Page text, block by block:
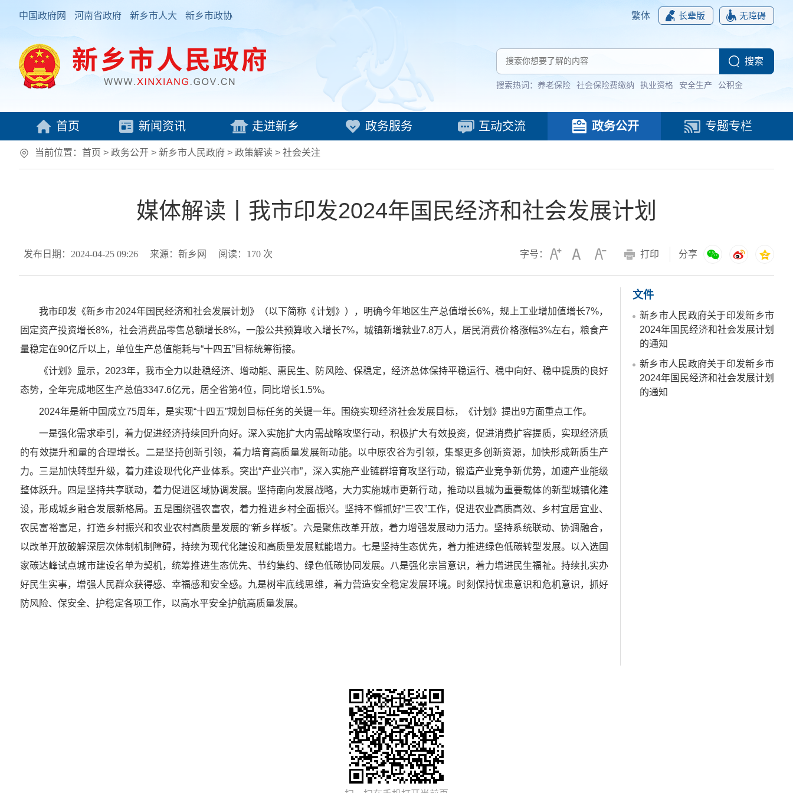
中国政府网 河南省政府 新乡市人大 新乡市政协 繁体 长辈版 无障碍
搜索热词： 养老保险 社会保险费缴纳 执业资格 安全生产 公积金
首页 新闻资讯 走进新乡 政务服务 互动交流 政务公开 专题专栏
当前位置： 首页 > 政务公开 > 新乡市人民政府 > 政策解读 > 社会关注
媒体解读丨我市印发2024年国民经济和社会发展计划
发布日期：2024-04-25 09:26 来源：新乡网 阅读： 170 次 字号： 打印 分享
我市印发《新乡市2024年国民经济和社会发展计划》（以下简称《计划》），明确今年地区生产总值增长6%，规上工业增加值增长7%，
固定资产投资增长8%，社会消费品零售总额增长8%，一般公共预算收入增长7%，城镇新增就业7.8万人，居民消费价格涨幅3%左右，粮食产
量稳定在90亿斤以上，单位生产总值能耗与“十四五”目标统筹衔接。
《计划》显示，2023年，我市全力以赴稳经济、增动能、惠民生、防风险、保稳定，经济总体保持平稳运行、稳中向好、稳中提质的良好
态势，全年完成地区生产总值3347.6亿元，居全省第4位，同比增长1.5%。
2024年是新中国成立75周年，是实现“十四五”规划目标任务的关键一年。围绕实现经济社会发展目标，《计划》提出9方面重点工作。
一是强化需求牵引，着力促进经济持续回升向好。深入实施扩大内需战略攻坚行动，积极扩大有效投资，促进消费扩容提质，实现经济质
的有效提升和量的合理增长。二是坚持创新引领，着力培育高质量发展新动能。以中原农谷为引领，集聚更多创新资源，加快形成新质生产
力。三是加快转型升级，着力建设现代化产业体系。突出“产业兴市”，深入实施产业链群培育攻坚行动，锻造产业竞争新优势，加速产业能级
整体跃升。四是坚持共享联动，着力促进区域协调发展。坚持南向发展战略，大力实施城市更新行动，推动以县城为重要载体的新型城镇化建
设，形成城乡融合发展新格局。五是围绕强农富农，着力推进乡村全面振兴。坚持不懈抓好“三农”工作，促进农业高质高效、乡村宜居宜业、
农民富裕富足，打造乡村振兴和农业农村高质量发展的“新乡样板”。六是聚焦改革开放，着力增强发展动力活力。坚持系统联动、协调融合，
以改革开放破解深层次体制机制障碍，持续为现代化建设和高质量发展赋能增力。七是坚持生态优先，着力推进绿色低碳转型发展。以入选国
家碳达峰试点城市建设名单为契机，统筹推进生态优先、节约集约、绿色低碳协同发展。八是强化宗旨意识，着力增进民生福祉。持续扎实办
好民生实事，增强人民群众获得感、幸福感和安全感。九是树牢底线思维，着力营造安全稳定发展环境。时刻保持忧患意识和危机意识，抓好
防风险、保安全、护稳定各项工作，以高水平安全护航高质量发展。
文件
新乡市人民政府关于印发新乡市
2024年国民经济和社会发展计划
的通知
新乡市人民政府关于印发新乡市
2024年国民经济和社会发展计划
的通知